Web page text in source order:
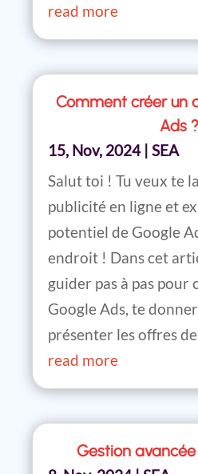
read more
Comment créer un
Ads ?
15, Nov, 2024| SEA
Salut toi ! Tu veux te
publicité en ligne et
potentiel de Google
endroit ! Dans cet
guider pas à pas pour
Google Ads, te
présenter les offres
read more
Gestion